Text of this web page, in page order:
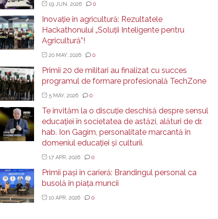
19 JUN, 2026 0
Inovație în agricultură: Rezultatele
Hackathonului „Soluții Inteligente pentru
Agricultură”!
20 MAY, 2026 0
Primii 20 de militari au finalizat cu succes
programul de formare profesională TechZone
5 MAY, 2026 0
Te invităm la o discuție deschisă despre sensul
educației în societatea de astăzi, alături de dr.
hab. Ion Gagim, personalitate marcantă în
domeniul educației și culturii.
17 APR, 2026 0
Primii pași în carieră: Brandingul personal ca
busolă în piața muncii
10 APR, 2026 0